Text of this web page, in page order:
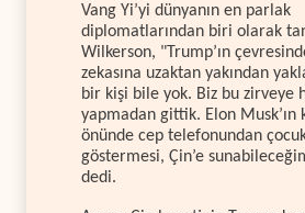
Vang Yi’yi dünyanın en parlak
diplomatlarından biri olarak
Wilkerson, "Trump’ın
zekasına uzaktan yakından
bir kişi bile yok. Biz bu zirveye
yapmadan gittik. Elon Musk’ın
önünde cep telefonundan
göstermesi, Çin’e
dedi.